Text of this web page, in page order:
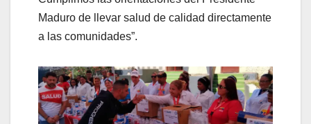
Maduro de llevar salud de calidad directamente
a las comunidades”.